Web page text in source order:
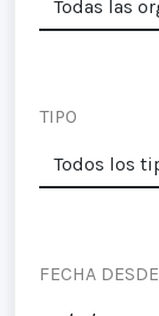
TIPO
FECHA DESDE